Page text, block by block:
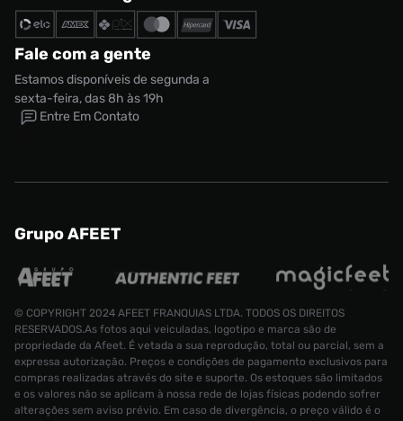
Fale com a gente
Estamos disponíveis de segunda a
sexta-feira, das 8h às 19h
Entre Em Contato
Grupo AFEET
© COPYRIGHT 2024 AFEET FRANQUIAS LTDA. TODOS OS DIREITOS
RESERVADOS.As fotos aqui veiculadas, logotipo e marca são de
propriedade da Afeet. É vetada a sua reprodução, total ou parcial, sem a
expressa autorização. Preços e condições de pagamento exclusivos para
compras realizadas através do site e suporte. Os estoques são limitados
e os valores não se aplicam à nossa rede de lojas físicas podendo sofrer
alterações sem aviso prévio. Em caso de divergência, o preço válido é o